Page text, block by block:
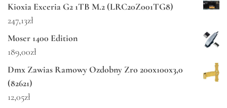
Kioxia Exceria G2 1TB M.2 (LRC20Z001TG8)
247,13zł
Moser 1400 Edition
189,00zł
Dmx Zawias Ramowy Ozdobny Zro 200x100x3,0
(82621)
12,05zł